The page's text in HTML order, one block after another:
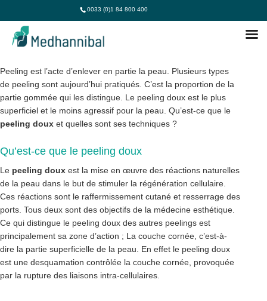
0033 (0)1 84 800 400
PEELING DOUX EN TUNISIE
Peeling est l’acte d’enlever en partie la peau. Plusieurs types
de peeling sont aujourd’hui pratiqués. C’est la proportion de la
partie gommée qui les distingue. Le peeling doux est le plus
superficiel et le moins agressif pour la peau. Qu’est-ce que le
peeling doux et quelles sont ses techniques ?
Qu’est-ce que le peeling doux
Le peeling doux est la mise en œuvre des réactions naturelles
de la peau dans le but de stimuler la régénération cellulaire.
Ces réactions sont le raffermissement cutané et resserrage des
ports. Tous deux sont des objectifs de la médecine esthétique.
Ce qui distingue le peeling doux des autres peelings est
principalement sa zone d’action ; La couche cornée, c’est-à-
dire la partie superficielle de la peau. En effet le peeling doux
est une desquamation contrôlée la couche cornée, provoquée
par la rupture des liaisons intra-cellulaires.